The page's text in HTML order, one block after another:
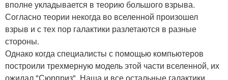
вполне укладывается в теорию большого взрыва.
Согласно теории некогда во вселенной произошел
взрыв и с тех пор галактики разлетаются в разные
стороны.
Однако когда специалисты с помощью компьютеров
построили трехмерную модель этой части вселенной, их